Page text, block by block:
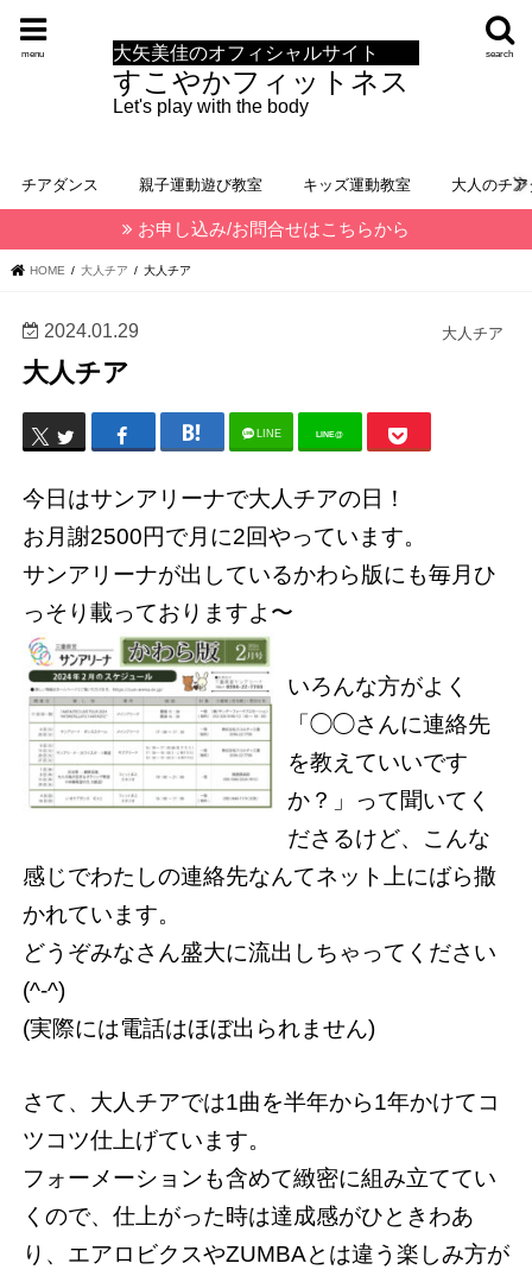
大矢美佳のオフィシャルサイト
すこやかフィットネス
Let's play with the body
search
menu
チアダンス 親子運動遊び教室 キッズ運動教室 大人のチ
お申し込み/お問合せはこちらから
HOME 大人チア 大人チア
大人チア
2024.01.29
大人チア
LINE LINE@
今日はサンアリーナで大人チアの日！
お月謝2500円で月に2回やっています。
サンアリーナが出しているかわら版にも毎月ひ
っそり載っておりますよ〜
いろんな方がよく
「◯◯さんに連絡先
を教えていいです
か？」って聞いてく
ださるけど、こんな
感じでわたしの連絡先なんてネット上にばら撒
かれています。
どうぞみなさん盛大に流出しちゃってください
(^-^)
(実際には電話はほぼ出られません)
さて、大人チアでは1曲を半年から1年かけてコ
ツコツ仕上げています。
フォーメーションも含めて緻密に組み立ててい
くので、仕上がった時は達成感がひときわあ
り、エアロビクスやZUMBAとは違う楽しみ方が